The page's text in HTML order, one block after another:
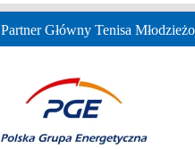
Partner Główny Tenisa